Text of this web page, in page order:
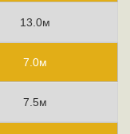
13.0м
7.0м
7.5м